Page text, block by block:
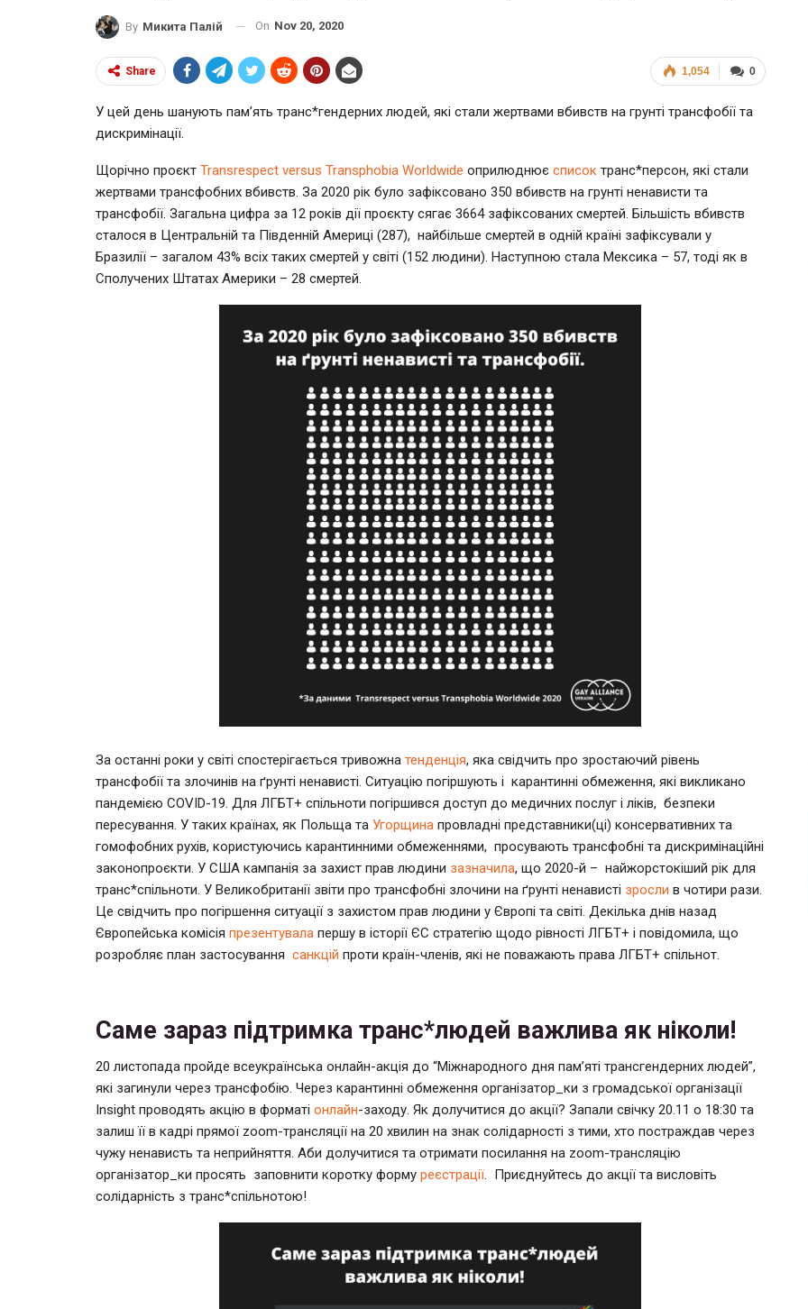
By Микита Палій On Nov 20, 2020
0
1,054
Share
У цей день шанують пам’ять транс*гендерних людей, які стали жертвами вбивств на грунті трансфобії та
дискримінації.
Щорічно проєкт Transrespect versus Transphobia Worldwide оприлюднює список транс*персон, які стали
жертвами трансфобних вбивств. За 2020 рік було зафіксовано 350 вбивств на грунті ненависти та
трансфобії. Загальна цифра за 12 років дії проєкту сягає 3664 зафіксованих смертей. Більшість вбивств
сталося в Центральній та Південній Америці (287), найбільше смертей в одній країні зафіксували у
Бразилії – загалом 43% всіх таких смертей у світі (152 людини). Наступною стала Мексика – 57, тоді як в
Сполучених Штатах Америки – 28 смертей.
За останні роки у світі спостерігається тривожна тенденція, яка свідчить про зростаючий рівень
трансфобії та злочинів на ґрунті ненависті. Ситуацію погіршують і карантинні обмеження, які викликано
пандемією COVID-19. Для ЛГБТ+ спільноти погіршився доступ до медичних послуг і ліків, безпеки
пересування. У таких країнах, як Польща та Угорщина провладні представники(ці) консервативних та
гомофобних рухів, користуючись карантинними обмеженнями, просувають трансфобні та дискримінаційні
законопроєкти. У США кампанія за захист прав людини зазначила, що 2020-й – найжорстокіший рік для
транс*спільноти. У Великобританії звіти про трансфобні злочини на ґрунті ненависті зросли в чотири рази.
Це свідчить про погіршення ситуації з захистом прав людини у Європі та світі. Декілька днів назад
Європейська комісія презентувала першу в історії ЄС стратегію щодо рівності ЛГБТ+ і повідомила, що
розробляє план застосування санкцій проти країн-членів, які не поважають права ЛГБТ+ спільнот.
Саме зараз підтримка транс*людей важлива як ніколи!
20 листопада пройде всеукраїнська онлайн-акція до “Міжнародного дня пам’яті трансгендерних людей”,
які загинули через трансфобію. Через карантинні обмеження організатор_ки з громадської організації
Insight проводять акцію в форматі онлайн-заходу. Як долучитися до акції? Запали свічку 20.11 о 18:30 та
залиш її в кадрі прямої zoom-трансляції на 20 хвилин на знак солідарності з тими, хто постраждав через
чужу ненависть та неприйняття. Аби долучитися та отримати посилання на zoom-трансляцію
організатор_ки просять заповнити коротку форму реєстрації . Приєднуйтесь до акції та висловіть
солідарність з транс*спільнотою!